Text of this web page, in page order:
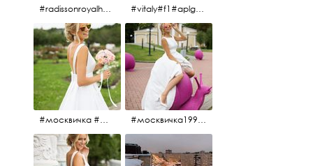
#radissonroyalhotel #рэдиссонройал#рэдиссонройалмосква #рекамосква#москва#гостиницаукраина#украина#hotel#отель#moscow @radissonroyalmoscow #vitaly#f1#aplgallery#formula1
#москвичка #москвичка1990#вднх2016 #июль2016 #1990 #москвичка1990@#июль2016 #вднх2016 #1990